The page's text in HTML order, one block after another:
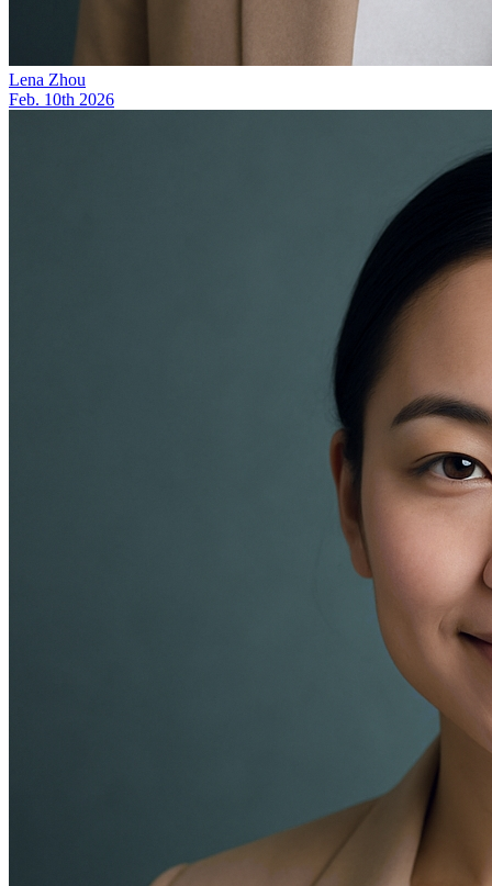
Lena Zhou
Feb. 10th 2026